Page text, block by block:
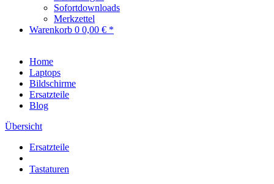
Sofortdownloads
Merkzettel
Warenkorb 0 0,00 € *
Home
Laptops
Bildschirme
Ersatzteile
Blog
Übersicht
Ersatzteile
Tastaturen